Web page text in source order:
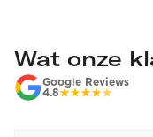
Wat onze
Google Reviews
4.8